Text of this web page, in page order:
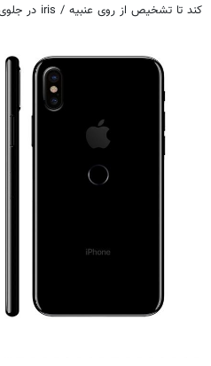
کند تا تشخیص از روی عنبیه / iris در جلوی گوشی ظاهر شود.